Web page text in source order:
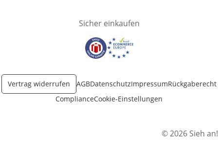
Sicher einkaufen
Öffnet in neuem Fenster
Öffnet in neuem Fenster
Vertrag widerrufen AGBDatenschutzImpressumRückgaberecht
ComplianceCookie-Einstellungen
© 2026 Sieh an!